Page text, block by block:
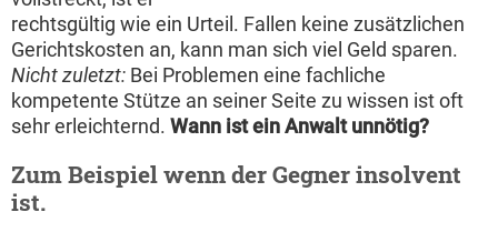
rechtsgültig wie ein Urteil. Fallen keine zusätzlichen
Gerichtskosten an, kann man sich viel Geld sparen.
Nicht zuletzt: Bei Problemen eine fachliche
kompetente Stütze an seiner Seite zu wissen ist oft
sehr erleichternd. Wann ist ein Anwalt unnötig?
Zum Beispiel wenn der Gegner insolvent
ist.